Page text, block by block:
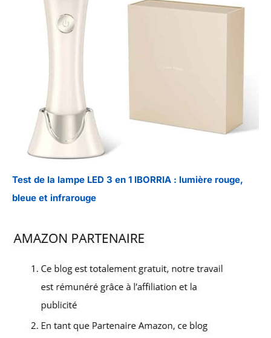
Test de la lampe LED 3 en 1 IBORRIA : lumière rouge,
bleue et infrarouge